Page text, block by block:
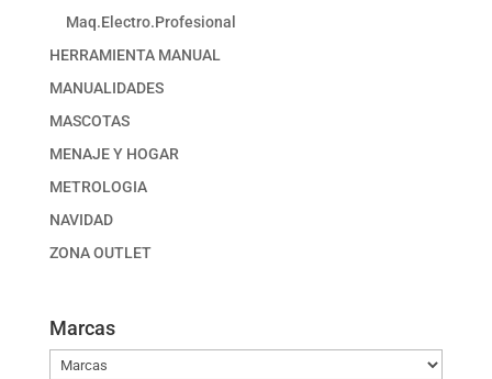
Maq.Electro.Profesional
HERRAMIENTA MANUAL
MANUALIDADES
MASCOTAS
MENAJE Y HOGAR
METROLOGIA
NAVIDAD
ZONA OUTLET
Marcas